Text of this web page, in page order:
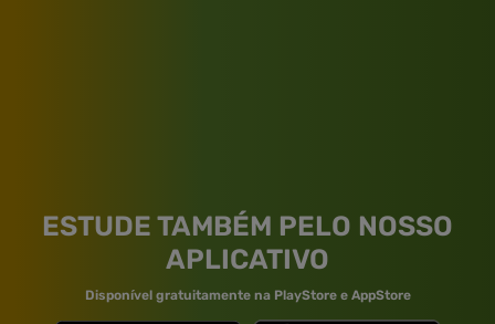
ESTUDE TAMBÉM PELO NOSSO
APLICATIVO
Disponível gratuitamente na PlayStore e AppStore